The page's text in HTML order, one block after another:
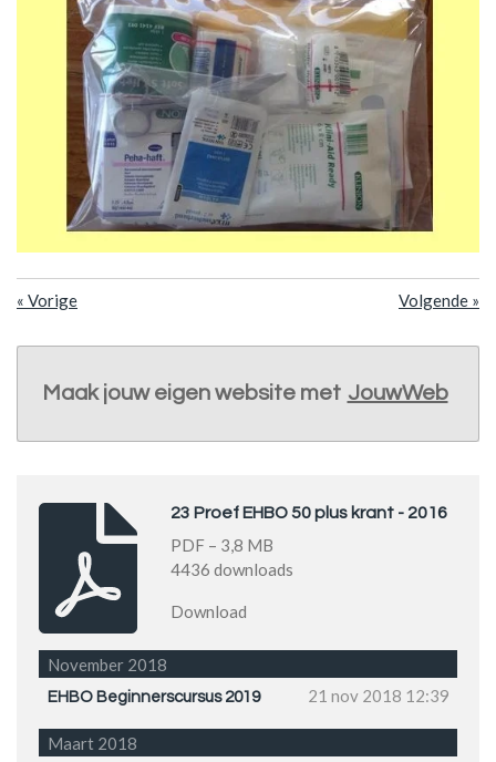
« Vorige Volgende »
Maak jouw eigen website met JouwWeb
23 Proef EHBO 50 plus krant - 2016
PDF – 3,8 MB
4436 downloads
Download
November 2018
EHBO Beginnerscursus 2019 21 nov 2018 12:39
Maart 2018